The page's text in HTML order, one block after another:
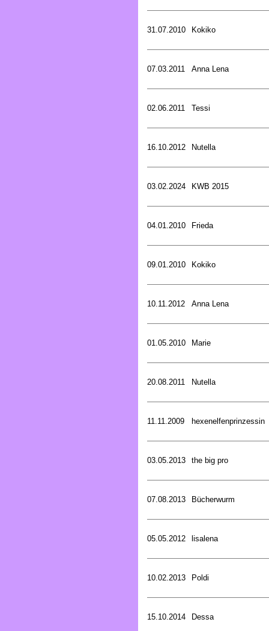
31.07.2010 Kokiko
07.03.2011 Anna Lena
02.06.2011 Tessi
16.10.2012 Nutella
03.02.2024 KWB 2015
04.01.2010 Frieda
09.01.2010 Kokiko
10.11.2012 Anna Lena
01.05.2010 Marie
20.08.2011 Nutella
11.11.2009 hexenelfenprinzessin
03.05.2013 the big pro
07.08.2013 Bücherwurm
05.05.2012 lisalena
10.02.2013 Poldi
15.10.2014 Dessa